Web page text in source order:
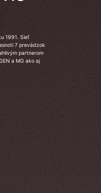
1991. Sieť
7 prevádzok
partnerom
a MG ako aj